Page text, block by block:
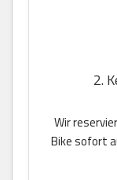
2.
Wir
Bike sofort